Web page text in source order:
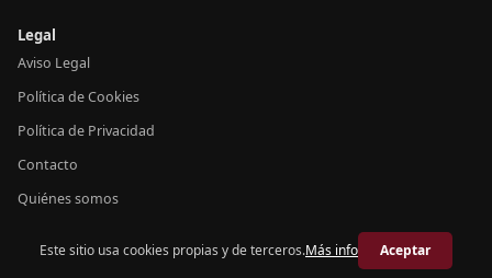
Legal
Aviso Legal
Política de Cookies
Política de Privacidad
Contacto
Quiénes somos
© 2026 Crónica España
Este sitio usa cookies propias y de terceros.Más info Aceptar